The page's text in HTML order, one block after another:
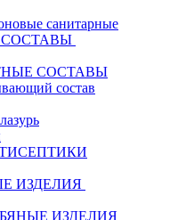
санитарные
СОСТАВЫ
состав
ИЗДЕЛИЯ
ИЗДЕЛИЯ